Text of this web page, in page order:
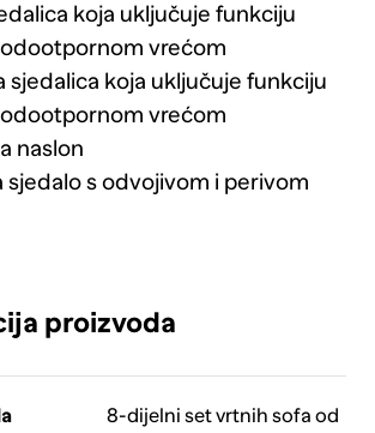
koja uključuje funkciju
vrećom
sjedalica koja uključuje funkciju
vrećom
naslon
sjedalo s odvojivom i perivom
proizvoda
8-dijelni set vrtnih sofa od